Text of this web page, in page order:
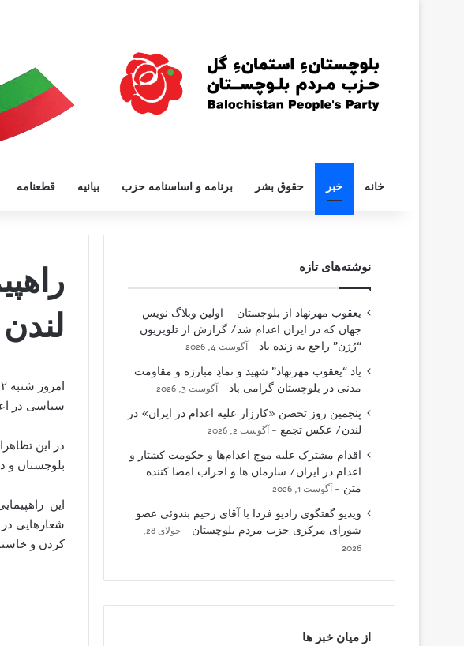
خانه خبر حقوق بشر برنامه و اساسنامه حزب بیانیه قطعنامه
سیاسی در
در این
بلوچستان و
این
شعارهایی
کردن و
نوشته‌های تازه
یعقوب مهرنهاد از بلوچستان – اولین وبلاگ نویس
جهان که در ایران اعدام شد/ گزارش از تلویزیون
“رُژن” راجع به زنده یاد
آگوست 4, 2026
یاد “یعقوب مهرنهاد” شهید و نمادِ مبارزه و مقاومت
مدنی در بلوچستان گرامی باد
آگوست 3, 2026
پنجمین روز تحصن «کارزار علیه اعدام در ایران» در
لندن/ عکس تجمع
آگوست 2, 2026
اقدام مشترک علیه موج اعدام‌ها و حکومت کشتار و
اعدام در ایران/ سازمان ها و احزاب امضا کننده
متن
آگوست 1, 2026
ویدیو گفتگوی رادیو فردا با آقای رحیم بندوئی عضو
شورای مرکزی حزب مردم بلوچستان
جولای 28,
2026
از میان خبر ها